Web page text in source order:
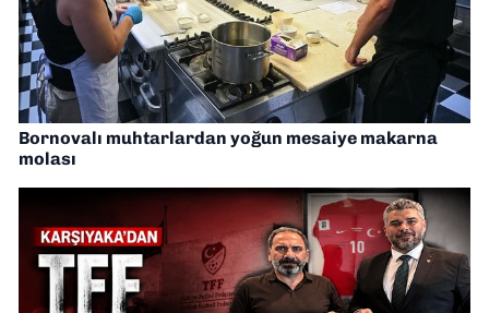
Bornovalı muhtarlardan yoğun mesaiye makarna
molası